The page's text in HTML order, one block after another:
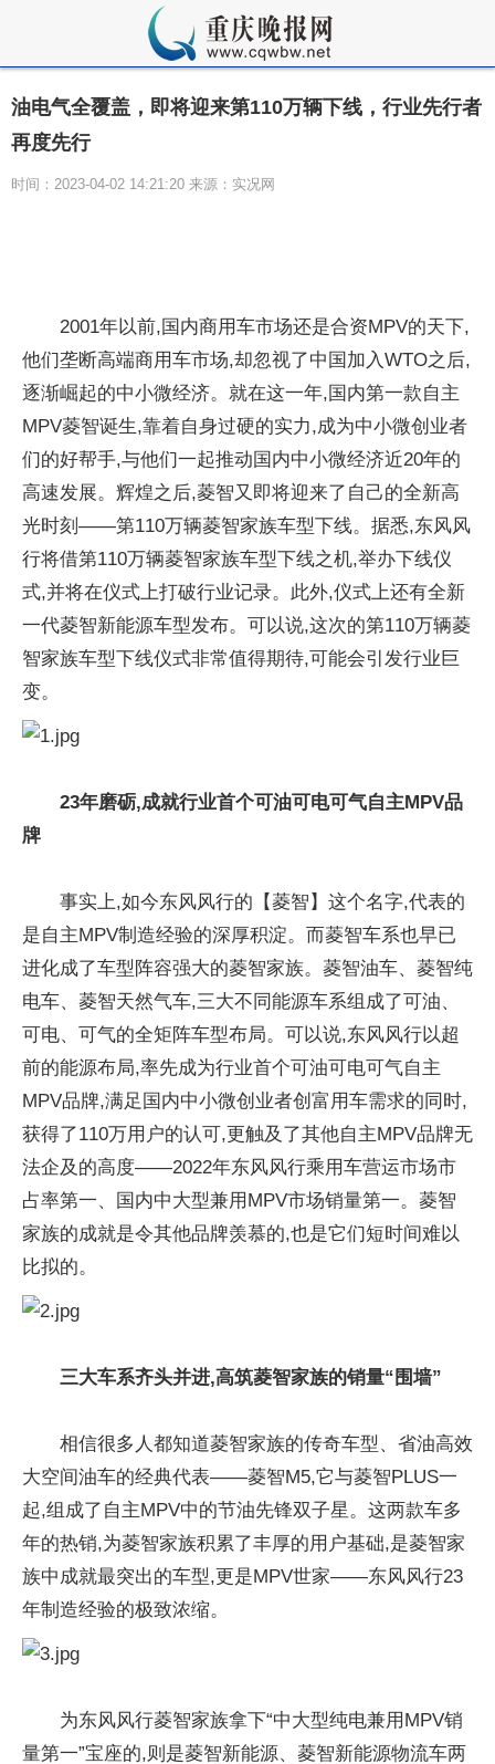
油电气全覆盖，即将迎来第110万辆下线，行业先行者
再度先行
时间：2023-04-02 14:21:20 来源：实况网
2001年以前,国内商用车市场还是合资MPV的天下,
他们垄断高端商用车市场,却忽视了中国加入WTO之后,
逐渐崛起的中小微经济。就在这一年,国内第一款自主
MPV菱智诞生,靠着自身过硬的实力,成为中小微创业者
们的好帮手,与他们一起推动国内中小微经济近20年的
高速发展。辉煌之后,菱智又即将迎来了自己的全新高
光时刻——第110万辆菱智家族车型下线。据悉,东风风
行将借第110万辆菱智家族车型下线之机,举办下线仪
式,并将在仪式上打破行业记录。此外,仪式上还有全新
一代菱智新能源车型发布。可以说,这次的第110万辆菱
智家族车型下线仪式非常值得期待,可能会引发行业巨
变。
23年磨砺,成就行业首个可油可电可气自主MPV品
牌
事实上,如今东风风行的【菱智】这个名字,代表的
是自主MPV制造经验的深厚积淀。而菱智车系也早已
进化成了车型阵容强大的菱智家族。菱智油车、菱智纯
电车、菱智天然气车,三大不同能源车系组成了可油、
可电、可气的全矩阵车型布局。可以说,东风风行以超
前的能源布局,率先成为行业首个可油可电可气自主
MPV品牌,满足国内中小微创业者创富用车需求的同时,
获得了110万用户的认可,更触及了其他自主MPV品牌无
法企及的高度——2022年东风风行乘用车营运市场市
占率第一、国内中大型兼用MPV市场销量第一。菱智
家族的成就是令其他品牌羡慕的,也是它们短时间难以
比拟的。
三大车系齐头并进,高筑菱智家族的销量“围墙”
相信很多人都知道菱智家族的传奇车型、省油高效
大空间油车的经典代表——菱智M5,它与菱智PLUS一
起,组成了自主MPV中的节油先锋双子星。这两款车多
年的热销,为菱智家族积累了丰厚的用户基础,是菱智家
族中成就最突出的车型,更是MPV世家——东风风行23
年制造经验的极致浓缩。
为东风风行菱智家族拿下“中大型纯电兼用MPV销
量第一”宝座的,则是菱智新能源、菱智新能源物流车两